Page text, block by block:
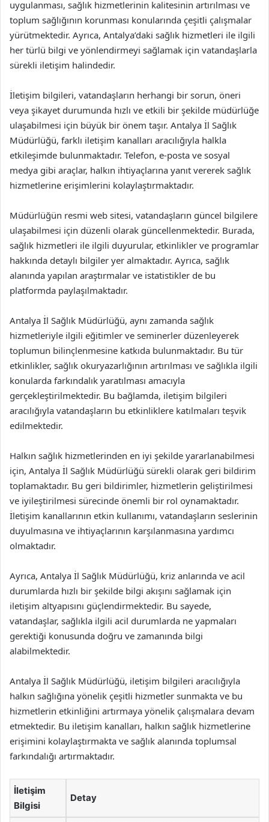
uygulanması, sağlık hizmetlerinin kalitesinin artırılması ve
toplum sağlığının korunması konularında çeşitli çalışmalar
yürütmektedir. Ayrıca, Antalya’daki sağlık hizmetleri ile ilgili
her türlü bilgi ve yönlendirmeyi sağlamak için vatandaşlarla
sürekli iletişim halindedir.
İletişim bilgileri, vatandaşların herhangi bir sorun, öneri
veya şikayet durumunda hızlı ve etkili bir şekilde müdürlüğe
ulaşabilmesi için büyük bir önem taşır. Antalya İl Sağlık
Müdürlüğü, farklı iletişim kanalları aracılığıyla halkla
etkileşimde bulunmaktadır. Telefon, e-posta ve sosyal
medya gibi araçlar, halkın ihtiyaçlarına yanıt vererek sağlık
hizmetlerine erişimlerini kolaylaştırmaktadır.
Müdürlüğün resmi web sitesi, vatandaşların güncel bilgilere
ulaşabilmesi için düzenli olarak güncellenmektedir. Burada,
sağlık hizmetleri ile ilgili duyurular, etkinlikler ve programlar
hakkında detaylı bilgiler yer almaktadır. Ayrıca, sağlık
alanında yapılan araştırmalar ve istatistikler de bu
platformda paylaşılmaktadır.
Antalya İl Sağlık Müdürlüğü, aynı zamanda sağlık
hizmetleriyle ilgili eğitimler ve seminerler düzenleyerek
toplumun bilinçlenmesine katkıda bulunmaktadır. Bu tür
etkinlikler, sağlık okuryazarlığının artırılması ve sağlıkla ilgili
konularda farkındalık yaratılması amacıyla
gerçekleştirilmektedir. Bu bağlamda, iletişim bilgileri
aracılığıyla vatandaşların bu etkinliklere katılmaları teşvik
edilmektedir.
Halkın sağlık hizmetlerinden en iyi şekilde yararlanabilmesi
için, Antalya İl Sağlık Müdürlüğü sürekli olarak geri bildirim
toplamaktadır. Bu geri bildirimler, hizmetlerin geliştirilmesi
ve iyileştirilmesi sürecinde önemli bir rol oynamaktadır.
İletişim kanallarının etkin kullanımı, vatandaşların seslerinin
duyulmasına ve ihtiyaçlarının karşılanmasına yardımcı
olmaktadır.
Ayrıca, Antalya İl Sağlık Müdürlüğü, kriz anlarında ve acil
durumlarda hızlı bir şekilde bilgi akışını sağlamak için
iletişim altyapısını güçlendirmektedir. Bu sayede,
vatandaşlar, sağlıkla ilgili acil durumlarda ne yapmaları
gerektiği konusunda doğru ve zamanında bilgi
alabilmektedir.
Antalya İl Sağlık Müdürlüğü, iletişim bilgileri aracılığıyla
halkın sağlığına yönelik çeşitli hizmetler sunmakta ve bu
hizmetlerin etkinliğini artırmaya yönelik çalışmalara devam
etmektedir. Bu iletişim kanalları, halkın sağlık hizmetlerine
erişimini kolaylaştırmakta ve sağlık alanında toplumsal
farkındalığı artırmaktadır.
İletişim
Bilgisi
Detay